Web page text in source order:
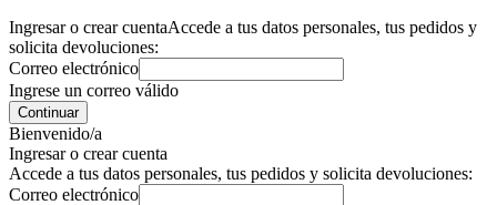
Ingresar o crear cuentaAccede a tus datos personales, tus pedidos y
solicita devoluciones:
Correo electrónico
Ingrese un correo válido
Continuar
Bienvenido/a
Ingresar o crear cuenta
Accede a tus datos personales, tus pedidos y solicita devoluciones:
Correo electrónico